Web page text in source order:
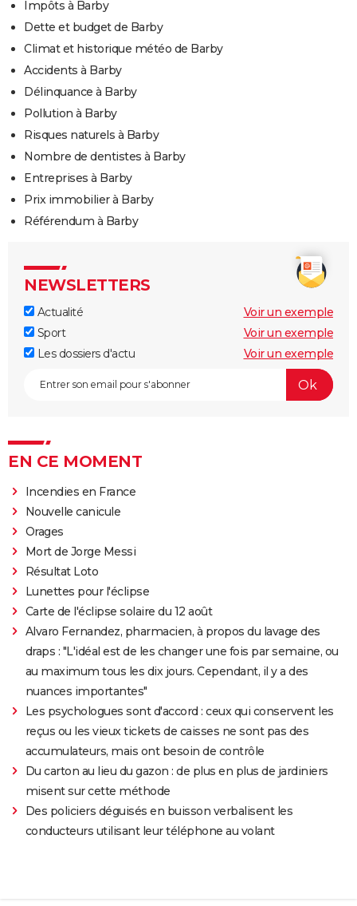
Impôts à Barby
Dette et budget de Barby
Climat et historique météo de Barby
Accidents à Barby
Délinquance à Barby
Pollution à Barby
Risques naturels à Barby
Nombre de dentistes à Barby
Entreprises à Barby
Prix immobilier à Barby
Référendum à Barby
NEWSLETTERS
Actualité
Voir un exemple
Sport
Voir un exemple
Les dossiers d'actu
Voir un exemple
EN CE MOMENT
Incendies en France
Nouvelle canicule
Orages
Mort de Jorge Messi
Résultat Loto
Lunettes pour l'éclipse
Carte de l'éclipse solaire du 12 août
Alvaro Fernandez, pharmacien, à propos du lavage des
draps : "L'idéal est de les changer une fois par semaine, ou
au maximum tous les dix jours. Cependant, il y a des
nuances importantes"
Les psychologues sont d'accord : ceux qui conservent les
reçus ou les vieux tickets de caisses ne sont pas des
accumulateurs, mais ont besoin de contrôle
Du carton au lieu du gazon : de plus en plus de jardiniers
misent sur cette méthode
Des policiers déguisés en buisson verbalisent les
conducteurs utilisant leur téléphone au volant